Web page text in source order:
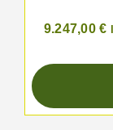
9.247,00€